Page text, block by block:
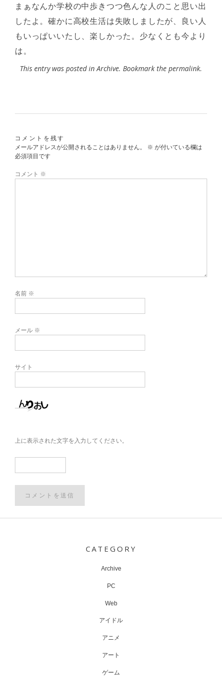
まぁなんか学校の中歩きつつ色んな人のこと思い出
したよ。確かに高校生活は失敗しましたが、良い人
もいっぱいいたし、楽しかった。少なくとも今より
は。
This entry was posted inArchive. Bookmark the permalink.
コメントを残す
メールアドレスが公開されることはありません。
※ が付いている欄は
必須項目です
コメント ※
名前 ※
メール ※
サイト
上に表示された文字を入力してください。
CATEGORY
Archive
PC
Web
アイドル
アニメ
アート
ゲーム